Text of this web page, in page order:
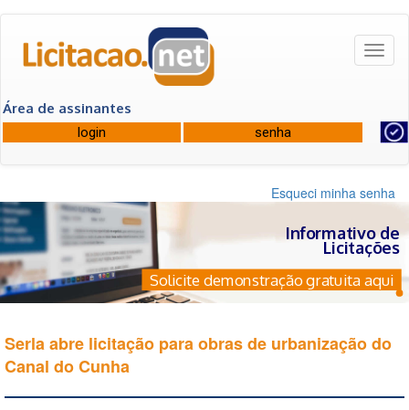
Área de assinantes
Esqueci minha senha
Informativo de
Licitações
Solicite demonstração gratuita aqui
Serla abre licitação para obras de urbanização do
Canal do Cunha